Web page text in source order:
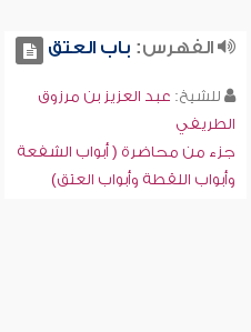
الفهرس: باب العتق
للشيخ: عبد العزيز بن مرزوق
الطريفي
جزء من محاضرة ( أبواب الشفعة
وأبواب اللقطة وأبواب العتق)